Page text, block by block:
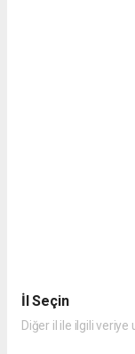
İl Seçin
Diğer il ile ilgili